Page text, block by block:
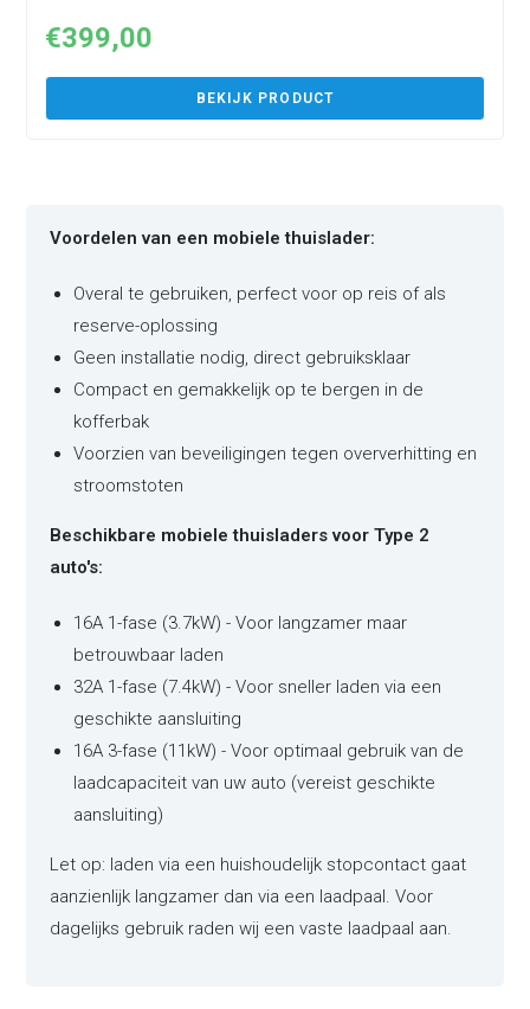
€399,00
BEKIJK PRODUCT
Voordelen van een mobiele thuislader:
Overal te gebruiken, perfect voor op reis of als
reserve-oplossing
Geen installatie nodig, direct gebruiksklaar
Compact en gemakkelijk op te bergen in de
kofferbak
Voorzien van beveiligingen tegen oververhitting en
stroomstoten
Beschikbare mobiele thuisladers voor Type 2
auto's:
16A 1-fase (3.7kW) - Voor langzamer maar
betrouwbaar laden
32A 1-fase (7.4kW) - Voor sneller laden via een
geschikte aansluiting
16A 3-fase (11kW) - Voor optimaal gebruik van de
laadcapaciteit van uw auto (vereist geschikte
aansluiting)
Let op: laden via een huishoudelijk stopcontact gaat
aanzienlijk langzamer dan via een laadpaal. Voor
dagelijks gebruik raden wij een vaste laadpaal aan.